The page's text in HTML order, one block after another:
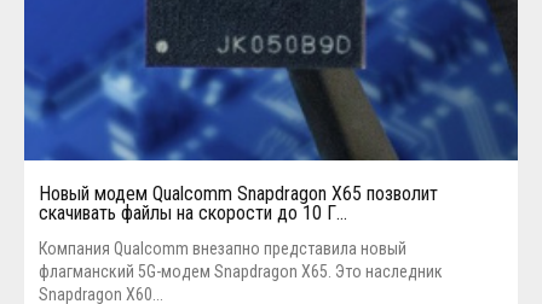
Новый модем Qualcomm Snapdragon X65 позволит
скачивать файлы на скорости до 10 Г…
Компания Qualcomm внезапно представила новый
флагманский 5G-модем Snapdragon X65. Это наследник
Snapdragon X60...